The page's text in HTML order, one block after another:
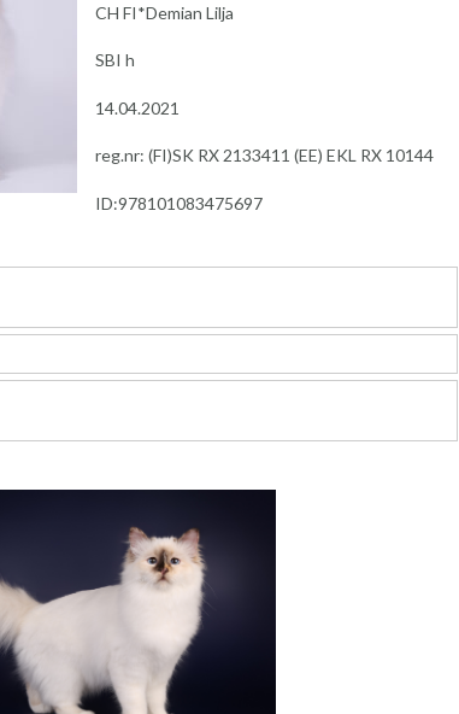
CH FI*Demian Lilja
SBI h
14.04.2021
reg.nr: (FI)SK RX 2133411 (EE) EKL RX 10144
ID:978101083475697